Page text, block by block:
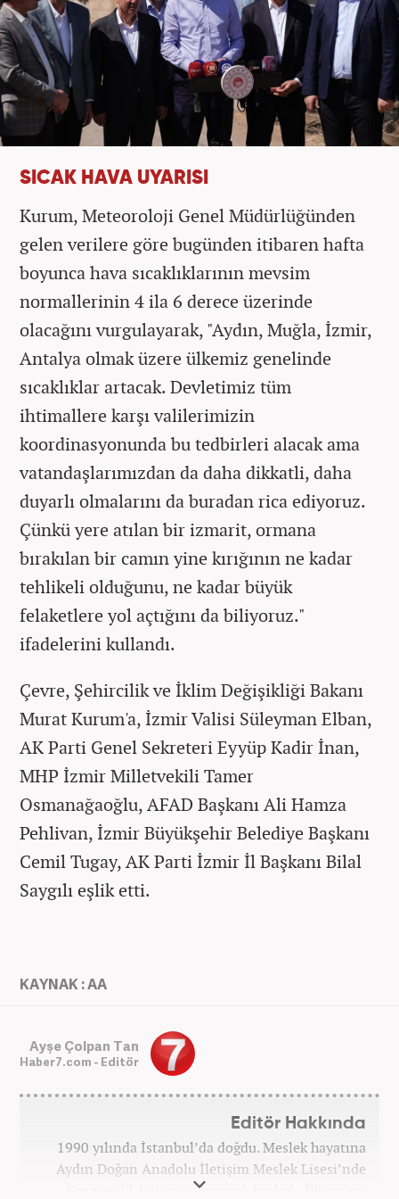
SICAK HAVA UYARISI
Kurum, Meteoroloji Genel Müdürlüğünden
gelen verilere göre bugünden itibaren hafta
boyunca hava sıcaklıklarının mevsim
normallerinin 4 ila 6 derece üzerinde
olacağını vurgulayarak, "Aydın, Muğla, İzmir,
Antalya olmak üzere ülkemiz genelinde
sıcaklıklar artacak. Devletimiz tüm
ihtimallere karşı valilerimizin
koordinasyonunda bu tedbirleri alacak ama
vatandaşlarımızdan da daha dikkatli, daha
duyarlı olmalarını da buradan rica ediyoruz.
Çünkü yere atılan bir izmarit, ormana
bırakılan bir camın yine kırığının ne kadar
tehlikeli olduğunu, ne kadar büyük
felaketlere yol açtığını da biliyoruz."
ifadelerini kullandı.
Çevre, Şehircilik ve İklim Değişikliği Bakanı
Murat Kurum'a, İzmir Valisi Süleyman Elban,
AK Parti Genel Sekreteri Eyyüp Kadir İnan,
MHP İzmir Milletvekili Tamer
Osmanağaoğlu, AFAD Başkanı Ali Hamza
Pehlivan, İzmir Büyükşehir Belediye Başkanı
Cemil Tugay, AK Parti İzmir İl Başkanı Bilal
Saygılı eşlik etti.
KAYNAK : AA
Ayşe Çolpan Tan
Haber7.com - Editör
Editör Hakkında
1990 yılında İstanbul’da doğdu. Meslek hayatına
Aydın Doğan Anadolu İletişim Meslek Lisesi’nde
Gazetecilik bölümü okuyarak başladı. İlk stajını